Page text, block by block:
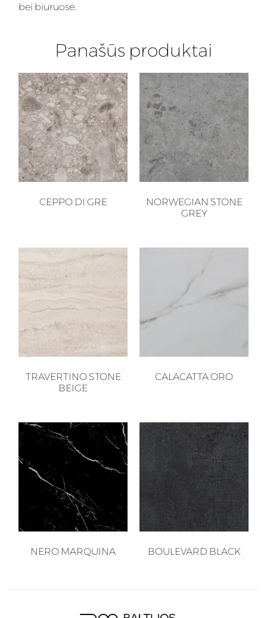
bei biuruose.
Panašūs produktai
CEPPO DI GRE
NORWEGIAN STONE
GREY
TRAVERTINO STONE
BEIGE
CALACATTA ORO
NERO MARQUINA BOULEVARD BLACK